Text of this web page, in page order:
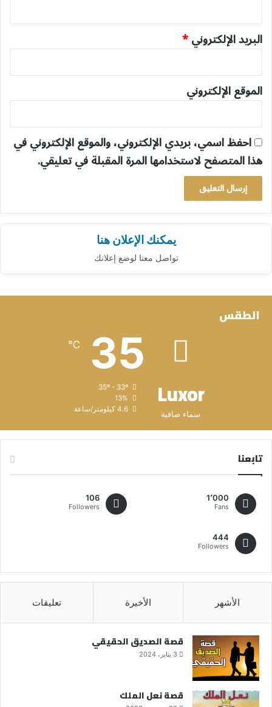
البريد الإلكتروني*
الموقع الإلكتروني
احفظ اسمي، بريدي الإلكتروني، والموقع الإلكتروني في
هذا المتصفح لاستخدامها المرة المقبلة في تعليقي.
يمكنك الإعلان هنا
تواصل معنا لوضع إعلانك
الطقس
Luxor
سماء صافية
35
℃
35º - 33º
13%
4.6 كيلومتر/ساعة
تابعنا
1٬000
Fans
106
Followers
444
Followers
الأشهر الأخيرة تعليقات
قصة الصديق الحقيقي
3 يناير، 2024
قصة نعل الملك